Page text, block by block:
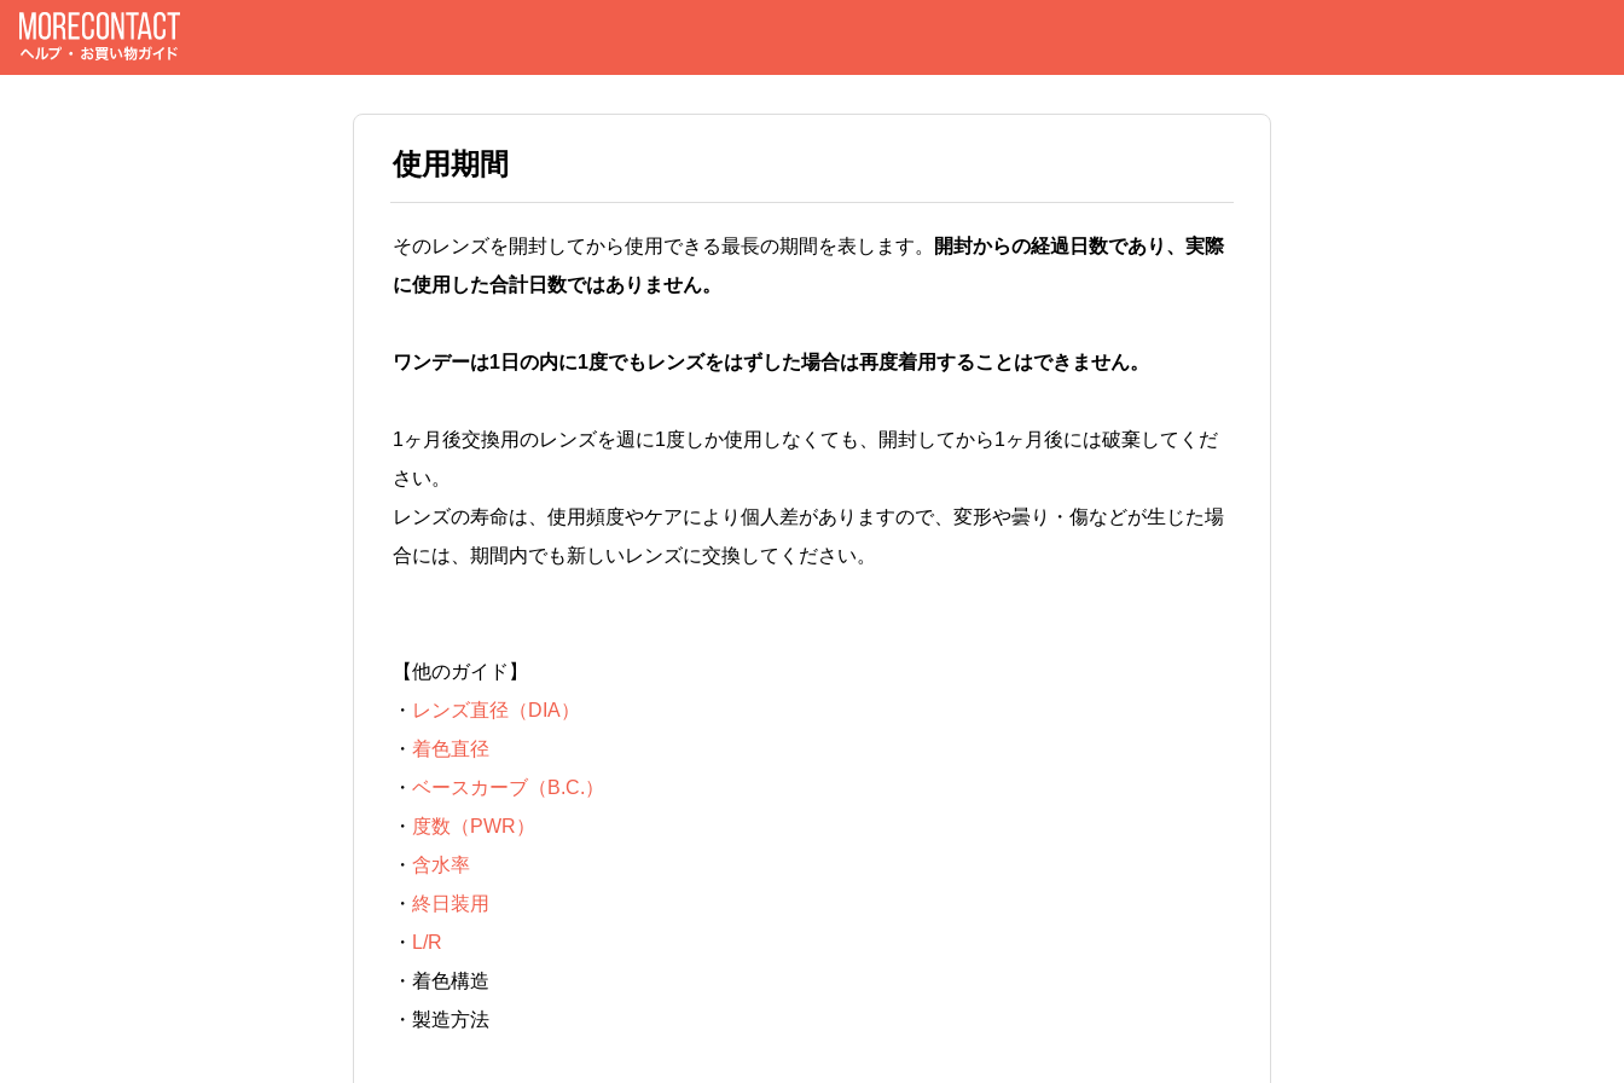
使用期間
そのレンズを開封してから使用できる最長の期間を表します。
開封からの経過日数であり、実際
に使用した合計日数ではありません。
ワンデーは1日の内に1度でもレンズをはずした場合は再度着用することはできません。
1ヶ月後交換用のレンズを週に1度しか使用しなくても、開封してから1ヶ月後には破棄してくだ
さい。
レンズの寿命は、使用頻度やケアにより個人差がありますので、変形や曇り・傷などが生じた場
合には、期間内でも新しいレンズに交換してください。
【他のガイド】
・ レンズ直径（DIA）
・ 着色直径
・ ベースカーブ（B.C.）
・ 度数（PWR）
・ 含水率
・ 終日装用
・ L/R
・ 着色構造
・ 製造方法